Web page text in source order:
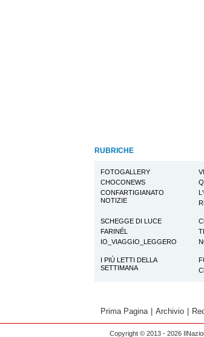
RUBRICHE
FOTOGALLERY
CHOCONEWS
CONFARTIGIANATO
NOTIZIE
SCHEGGE DI LUCE
FARINÉL
IO_VIAGGIO_LEGGERO
I PIÙ LETTI DELLA
SETTIMANA
Prima Pagina | Archivio |
Copyright © 2013 - 2026